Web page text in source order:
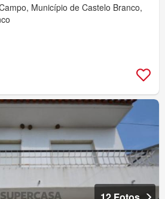
Município de Castelo Branco,